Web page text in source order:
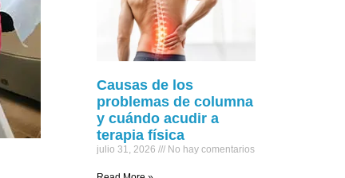
Causas de los
problemas de columna
y cuándo acudir a
terapia física
julio 31, 2026 No hay comentarios